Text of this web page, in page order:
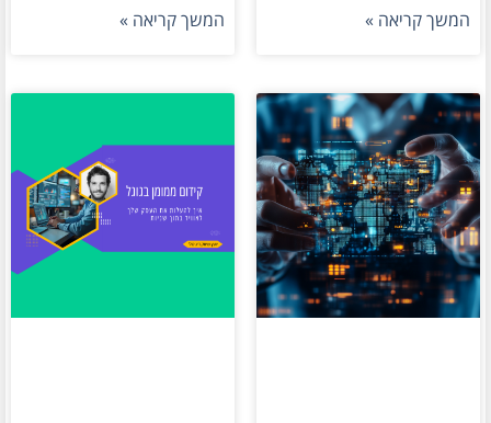
המשך קריאה » המשך קריאה »